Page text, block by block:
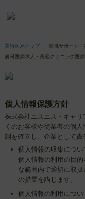
転
職
転
職
ー
ビ
に
師）
美容医局トップ
転職サポート
膚科医師求人・美容クリニック医師
個人情報保護方針
株式会社エスエス・キャ
くのお客様や従業者の個
制を確立し、企業として責
個人情報の収集につい
個人情報の利用の目
な範囲内で適切に取
の措置を講じます。
個人情報の利用につい